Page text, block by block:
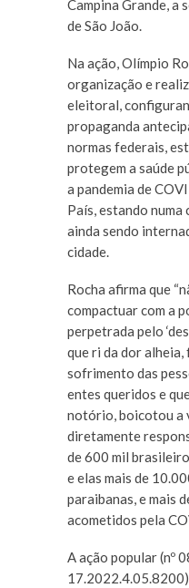
Campina Grande, a
de São João.
Na ação, Olímpio
organização e
eleitoral,
propaganda
normas federais,
protegem a saúde
a pandemia de
País, estando numa
ainda sendo
cidade.
Rocha afirma que
compactuar com a
perpetrada pelo
que ri da dor alheia,
sofrimento das
entes queridos e
notório, boicotou a
diretamente
de 600 mil
e elas mais de
paraibanas, e mais
acometidos pela
A ação popular (nº